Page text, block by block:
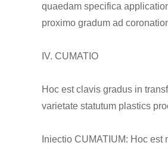
quaedam specifica
proximo gradum ad
IV. CUMATIO
Hoc est clavis gradus in
varietate statutum plastics
Iniectio CUMATIUM: Hoc